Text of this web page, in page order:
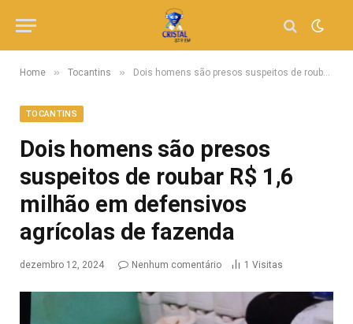
Home » Tocantins » Dois homens são presos suspeitos de roubar R$ 1,6 milhão em defensivos agrícolas de fazenda
TOCANTINS
Dois homens são presos
suspeitos de roubar R$ 1,6
milhão em defensivos
agrícolas de fazenda
dezembro 12, 2024 Nenhum comentário 1 Visitas